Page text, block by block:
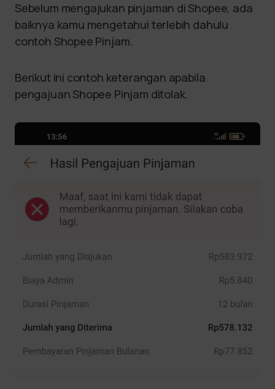
Sebelum mengajukan pinjaman di Shopee, ada
baiknya kamu mengetahui terlebih dahulu
contoh Shopee Pinjam.
Berikut ini contoh keterangan apabila
pengajuan Shopee Pinjam ditolak.